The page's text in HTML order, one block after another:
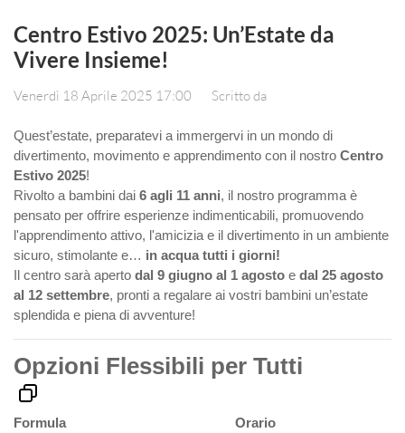
Centro Estivo 2025: Un’Estate da
Vivere Insieme!
Venerdì 18 Aprile 2025 17:00 Scritto da
Quest’estate, preparatevi a immergervi in un mondo di
divertimento, movimento e apprendimento con il nostro Centro
Estivo 2025!
Rivolto a bambini dai 6 agli 11 anni, il nostro programma è
pensato per offrire esperienze indimenticabili, promuovendo
l'apprendimento attivo, l'amicizia e il divertimento in un ambiente
sicuro, stimolante e… in acqua tutti i giorni!
Il centro sarà aperto dal 9 giugno al 1 agosto e dal 25 agosto
al 12 settembre, pronti a regalare ai vostri bambini un’estate
splendida e piena di avventure!
Opzioni Flessibili per Tutti
Formula
Orario